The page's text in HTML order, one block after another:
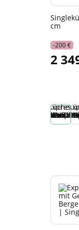
cm
-200 €
2